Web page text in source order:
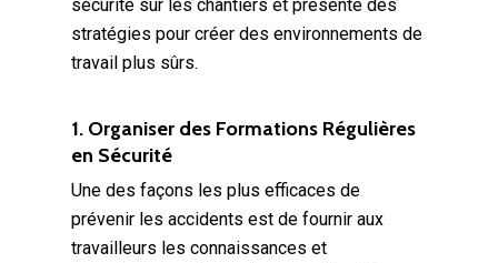
sécurité sur les chantiers et présente des
stratégies pour créer des environnements de
travail plus sûrs.
1. Organiser des Formations Régulières
en Sécurité
Une des façons les plus efficaces de
prévenir les accidents est de fournir aux
travailleurs les connaissances et